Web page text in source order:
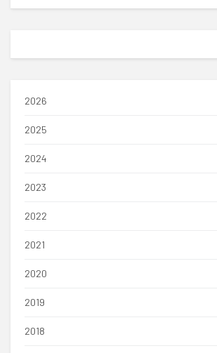
2026
2025
2024
2023
2022
2021
2020
2019
2018